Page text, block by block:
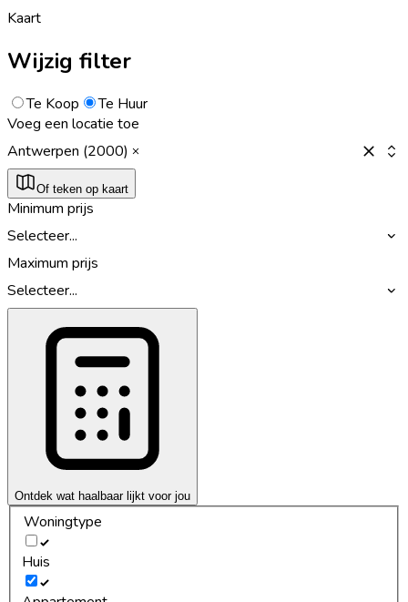
Kaart
Wijzig filter
Te Koop
Te Huur
Voeg een locatie toe
Antwerpen (2000)
Of teken op kaart
Minimum prijs
Selecteer...
Maximum prijs
Selecteer...
Ontdek wat haalbaar lijkt voor jou
Woningtype
Huis